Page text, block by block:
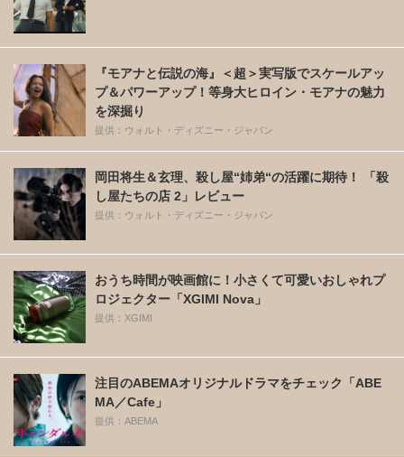
『モアナと伝説の海』＜超＞実写版でスケールアッ
プ＆パワーアップ！等身大ヒロイン・モアナの魅力
を深掘り
提供：ウォルト・ディズニー・ジャパン
岡田将生＆玄理、殺し屋“姉弟“の活躍に期待！ 「殺
し屋たちの店 2」レビュー
提供：ウォルト・ディズニー・ジャパン
おうち時間が映画館に！小さくて可愛いおしゃれプ
ロジェクター「XGIMI Nova」
提供：XGIMI
注目のABEMAオリジナルドラマをチェック「ABE
MA／Cafe」
提供：ABEMA